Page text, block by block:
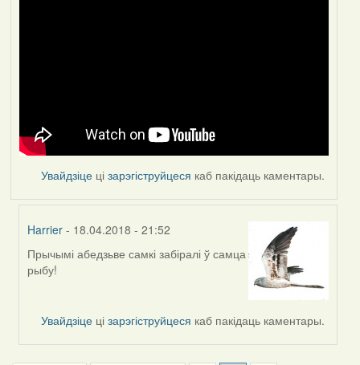
Увайдзіце цізарэгіструйцеся каб пакідаць каментары.
Harrier - 18.04.2018 - 21:52
In
reply
Harrier
Прычымі абедзьве самкі забіралі ў самца
рыбу!
Увайдзіце цізарэгіструйцеся каб пакідаць каментары.
Pagination